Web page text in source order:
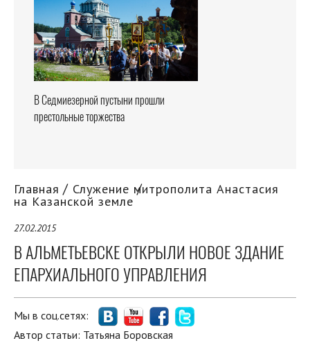
В Седмиезерной пустыни прошли
престольные торжества
Главная Служение митрополита Анастасия
на Казанской земле
27.02.2015
В АЛЬМЕТЬЕВСКЕ ОТКРЫЛИ НОВОЕ ЗДАНИЕ
ЕПАРХИАЛЬНОГО УПРАВЛЕНИЯ
Мы в соц.сетях:
Автор статьи: Татьяна Боровская